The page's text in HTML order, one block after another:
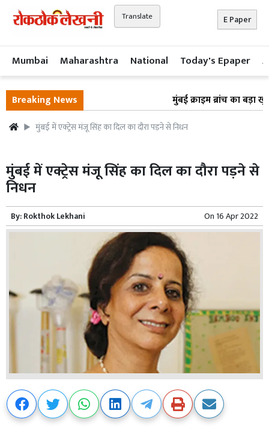
Translate E Paper
Mumbai Maharashtra National Today's Epaper
Breaking News मुंबई क्राइम ब्रांच का बड़ा
मुंबई में एक्ट्रेस मंजू सिंह का दिल का दौरा पड़ने से निधन
मुंबई में एक्ट्रेस मंजू सिंह का दिल का दौरा पड़ने से
निधन
By:Rokthok Lekhani On 16 Apr 2022